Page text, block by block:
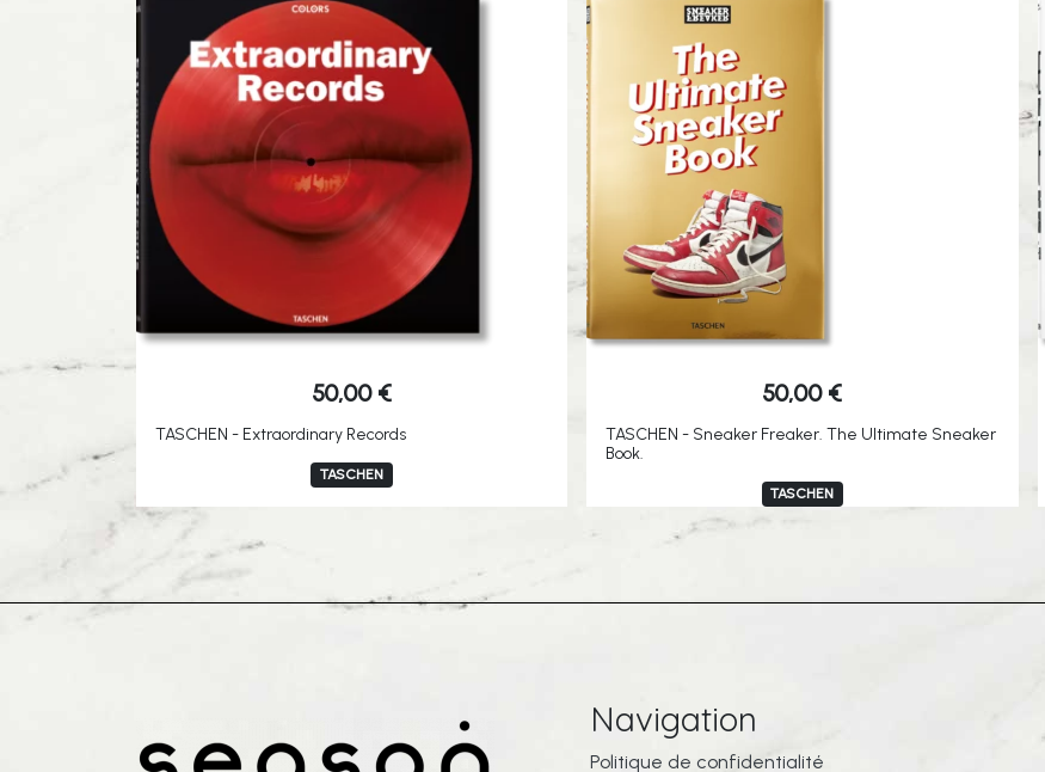
50,00 €
TASCHEN - Extraordinary Records
TASCHEN
50,00 €
TASCHEN - Sneaker Freaker. The Ultimate Sneaker
Book.
TASCHEN
Navigation
Politique de confidentialité